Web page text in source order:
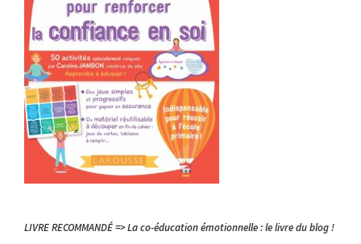
LIVRE RECOMMANDÉ => La co-éducation émotionnelle : le livre du blog !